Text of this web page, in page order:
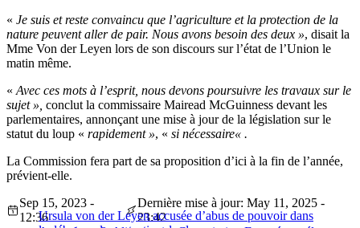
« Je suis et reste convaincu que l’agriculture et la protection de la
nature peuvent aller de pair. Nous avons besoin des deux », disait la
Mme Von der Leyen lors de son discours sur l’état de l’Union le
matin même.
« Avec ces mots à l’esprit, nous devons poursuivre les travaux sur le
sujet », conclut la commissaire Mairead McGuinness devant les
parlementaires, annonçant une mise à jour de la législation sur le
statut du loup « rapidement », « si nécessaire« .
La Commission fera part de sa proposition d’ici à la fin de l’année,
prévient-elle.
Ursula von der Leyen accusée d’abus de pouvoir dans
Sep 15, 2023 -
12:36
Dernière mise à jour: May 11, 2025 -
23:42